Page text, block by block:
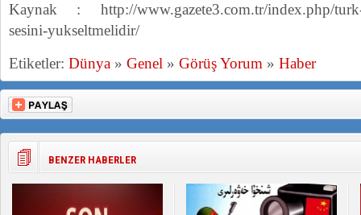
Kaynak : http://www.gazete3.com.tr/index.php/turk-
sesini-yukseltmelidir/
Etiketler: Dünya » Genel » Görüş Yorum » Haber
BENZER HABERLER